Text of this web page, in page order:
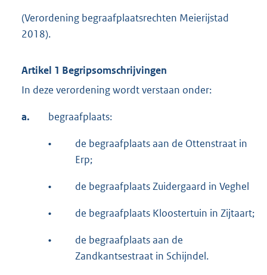
(Verordening begraafplaatsrechten Meierijstad
2018).
Artikel 1 Begripsomschrijvingen
In deze verordening wordt verstaan onder:
a. begraafplaats:
•
de begraafplaats aan de Ottenstraat in
Erp;
• de begraafplaats Zuidergaard in Veghel
• de begraafplaats Kloostertuin in Zijtaart;
•
de begraafplaats aan de
Zandkantsestraat in Schijndel.